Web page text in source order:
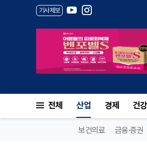
기사제보
전체 산업 경제 건
보건의료 금융·증권